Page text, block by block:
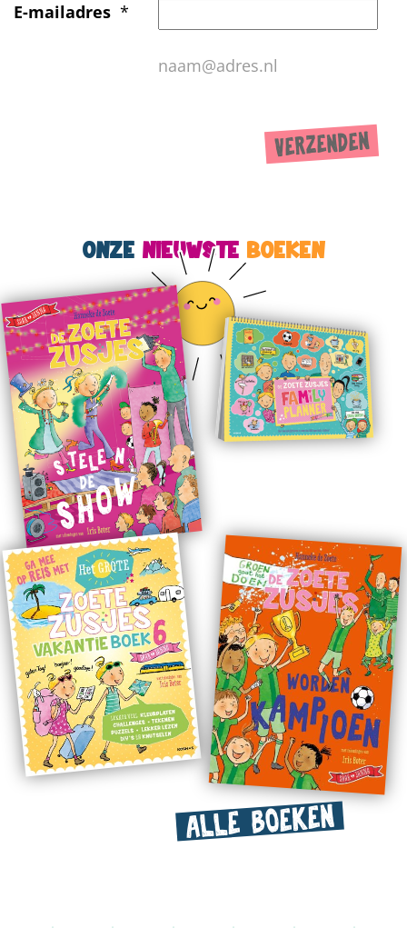
E-mailadres *
naam@adres.nl
ONZE NIEUWSTE BOEKEN
ALLE BOEKEN